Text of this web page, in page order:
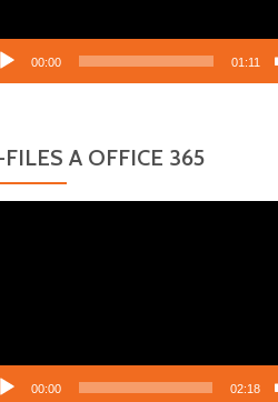
00:00 01:11
A OFFICE 365
00:00 02:18